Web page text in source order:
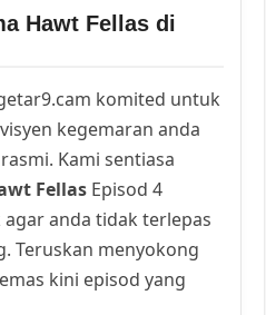
Hawt Fellas di
komited untuk
kegemaran anda
Kami sentiasa
Fellas Episod 4
anda tidak terlepas
Teruskan menyokong
kini episod yang